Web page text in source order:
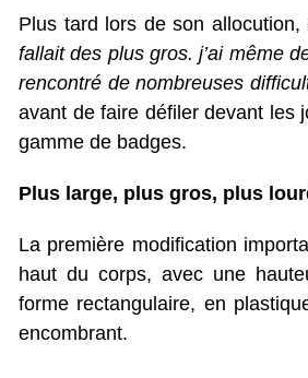
Plus tard lors de son
fallait des plus gros. j’ai même
rencontré de nombreuses
avant de faire défiler devant les
gamme de badges.
Plus large, plus gros, plus
La première modification
haut du corps, avec une
forme rectangulaire, en
encombrant.